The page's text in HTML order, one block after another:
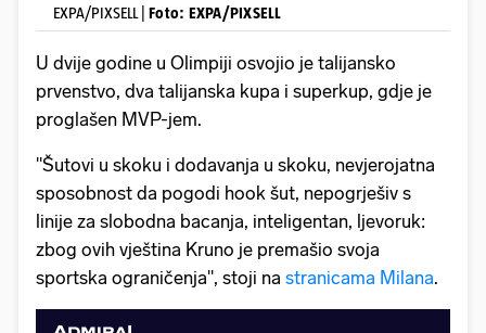
EXPA/PIXSELL | Foto: EXPA/PIXSELL
U dvije godine u Olimpiji osvojio je talijansko
prvenstvo, dva talijanska kupa i superkup, gdje je
proglašen MVP-jem.
"Šutovi u skoku i dodavanja u skoku, nevjerojatna
sposobnost da pogodi hook šut, nepogrješiv s
linije za slobodna bacanja, inteligentan, ljevoruk:
zbog ovih vještina Kruno je premašio svoja
sportska ograničenja", stoji na stranicama Milana.